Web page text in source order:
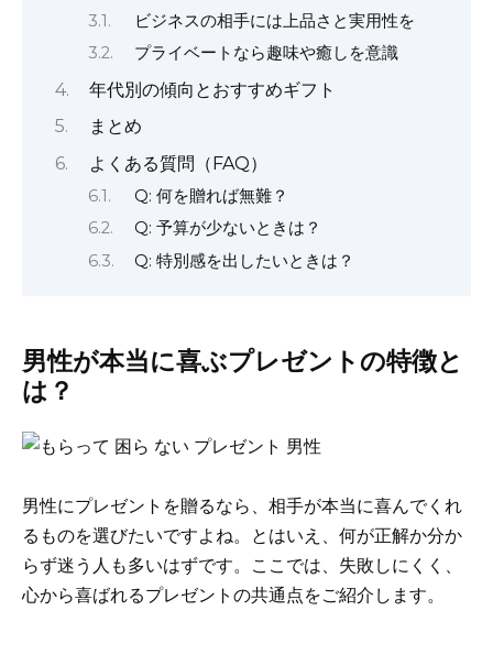
ビジネスの相手には上品さと実用性を
プライベートなら趣味や癒しを意識
年代別の傾向とおすすめギフト
まとめ
よくある質問（FAQ）
Q: 何を贈れば無難？
Q: 予算が少ないときは？
Q: 特別感を出したいときは？
男性が本当に喜ぶプレゼントの特徴と
は？
男性にプレゼントを贈るなら、相手が本当に喜んでくれ
るものを選びたいですよね。とはいえ、何が正解か分か
らず迷う人も多いはずです。ここでは、失敗しにくく、
心から喜ばれるプレゼントの共通点をご紹介します。